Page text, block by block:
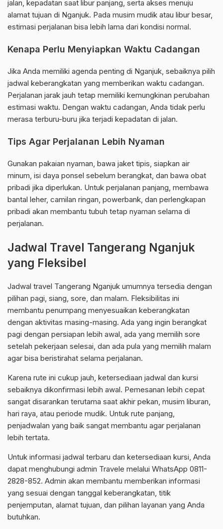
jalan, kepadatan saat libur panjang, serta akses menuju
alamat tujuan di Nganjuk. Pada musim mudik atau libur besar,
estimasi perjalanan bisa lebih lama dari kondisi normal.
Kenapa Perlu Menyiapkan Waktu Cadangan
Jika Anda memiliki agenda penting di Nganjuk, sebaiknya pilih
jadwal keberangkatan yang memberikan waktu cadangan.
Perjalanan jarak jauh tetap memiliki kemungkinan perubahan
estimasi waktu. Dengan waktu cadangan, Anda tidak perlu
merasa terburu-buru jika terjadi kepadatan di jalan.
Tips Agar Perjalanan Lebih Nyaman
Gunakan pakaian nyaman, bawa jaket tipis, siapkan air
minum, isi daya ponsel sebelum berangkat, dan bawa obat
pribadi jika diperlukan. Untuk perjalanan panjang, membawa
bantal leher, camilan ringan, powerbank, dan perlengkapan
pribadi akan membantu tubuh tetap nyaman selama di
perjalanan.
Jadwal Travel Tangerang Nganjuk
yang Fleksibel
Jadwal travel Tangerang Nganjuk umumnya tersedia dengan
pilihan pagi, siang, sore, dan malam. Fleksibilitas ini
membantu penumpang menyesuaikan keberangkatan
dengan aktivitas masing-masing. Ada yang ingin berangkat
pagi dengan persiapan lebih awal, ada yang memilih sore
setelah pekerjaan selesai, dan ada pula yang memilih malam
agar bisa beristirahat selama perjalanan.
Karena rute ini cukup jauh, ketersediaan jadwal dan kursi
sebaiknya dikonfirmasi lebih awal. Pemesanan lebih cepat
sangat disarankan terutama saat akhir pekan, musim liburan,
hari raya, atau periode mudik. Untuk rute panjang,
penjadwalan yang baik sangat membantu agar perjalanan
lebih tertata.
Untuk informasi jadwal terbaru dan ketersediaan kursi, Anda
dapat menghubungi admin Travele melalui WhatsApp 0811-
2828-852. Admin akan membantu memberikan informasi
yang sesuai dengan tanggal keberangkatan, titik
penjemputan, alamat tujuan, dan pilihan layanan yang Anda
butuhkan.